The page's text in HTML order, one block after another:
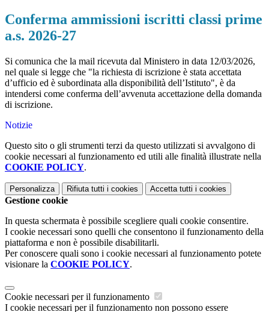
Conferma ammissioni iscritti classi prime
a.s. 2026-27
Si comunica che la mail ricevuta dal Ministero in data 12/03/2026,
nel quale si legge che "la richiesta di iscrizione è stata accettata
d’ufficio ed è subordinata alla disponibilità dell’Istituto", è da
intendersi come conferma dell’avvenuta accettazione della domanda
di iscrizione.
Notizie
Questo sito o gli strumenti terzi da questo utilizzati si avvalgono di
cookie necessari al funzionamento ed utili alle finalità illustrate nella
COOKIE POLICY.
Personalizza Rifiuta tutti i cookies Accetta tutti i cookies
Gestione cookie
In questa schermata è possibile scegliere quali cookie consentire.
I cookie necessari sono quelli che consentono il funzionamento della
piattaforma e non è possibile disabilitarli.
Per conoscere quali sono i cookie necessari al funzionamento potete
visionare la COOKIE POLICY.
Cookie necessari per il funzionamento
I cookie necessari per il funzionamento non possono essere